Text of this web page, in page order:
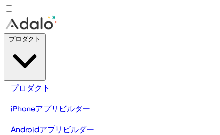
プロダクト
iPhoneアプリビルダー
Androidアプリビルダー